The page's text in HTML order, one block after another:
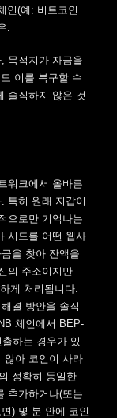
인(예: 비트코인
.
목적지가 자금을
이를 복구할 수
솔직하지 않은 것
워크에서 올바른
특히 원래 지갑이
으로만 기억나는
시드를 어떤 웹사
을 찾아 잔액을
의 주소이지만
게 처리됩니다.
결 방안을 솔직
체인에서 BEP-
하는 경우가 있
않아 코인이 사라
정확히 동일한
추가하거나(또는
) 몇 분 안에 코인